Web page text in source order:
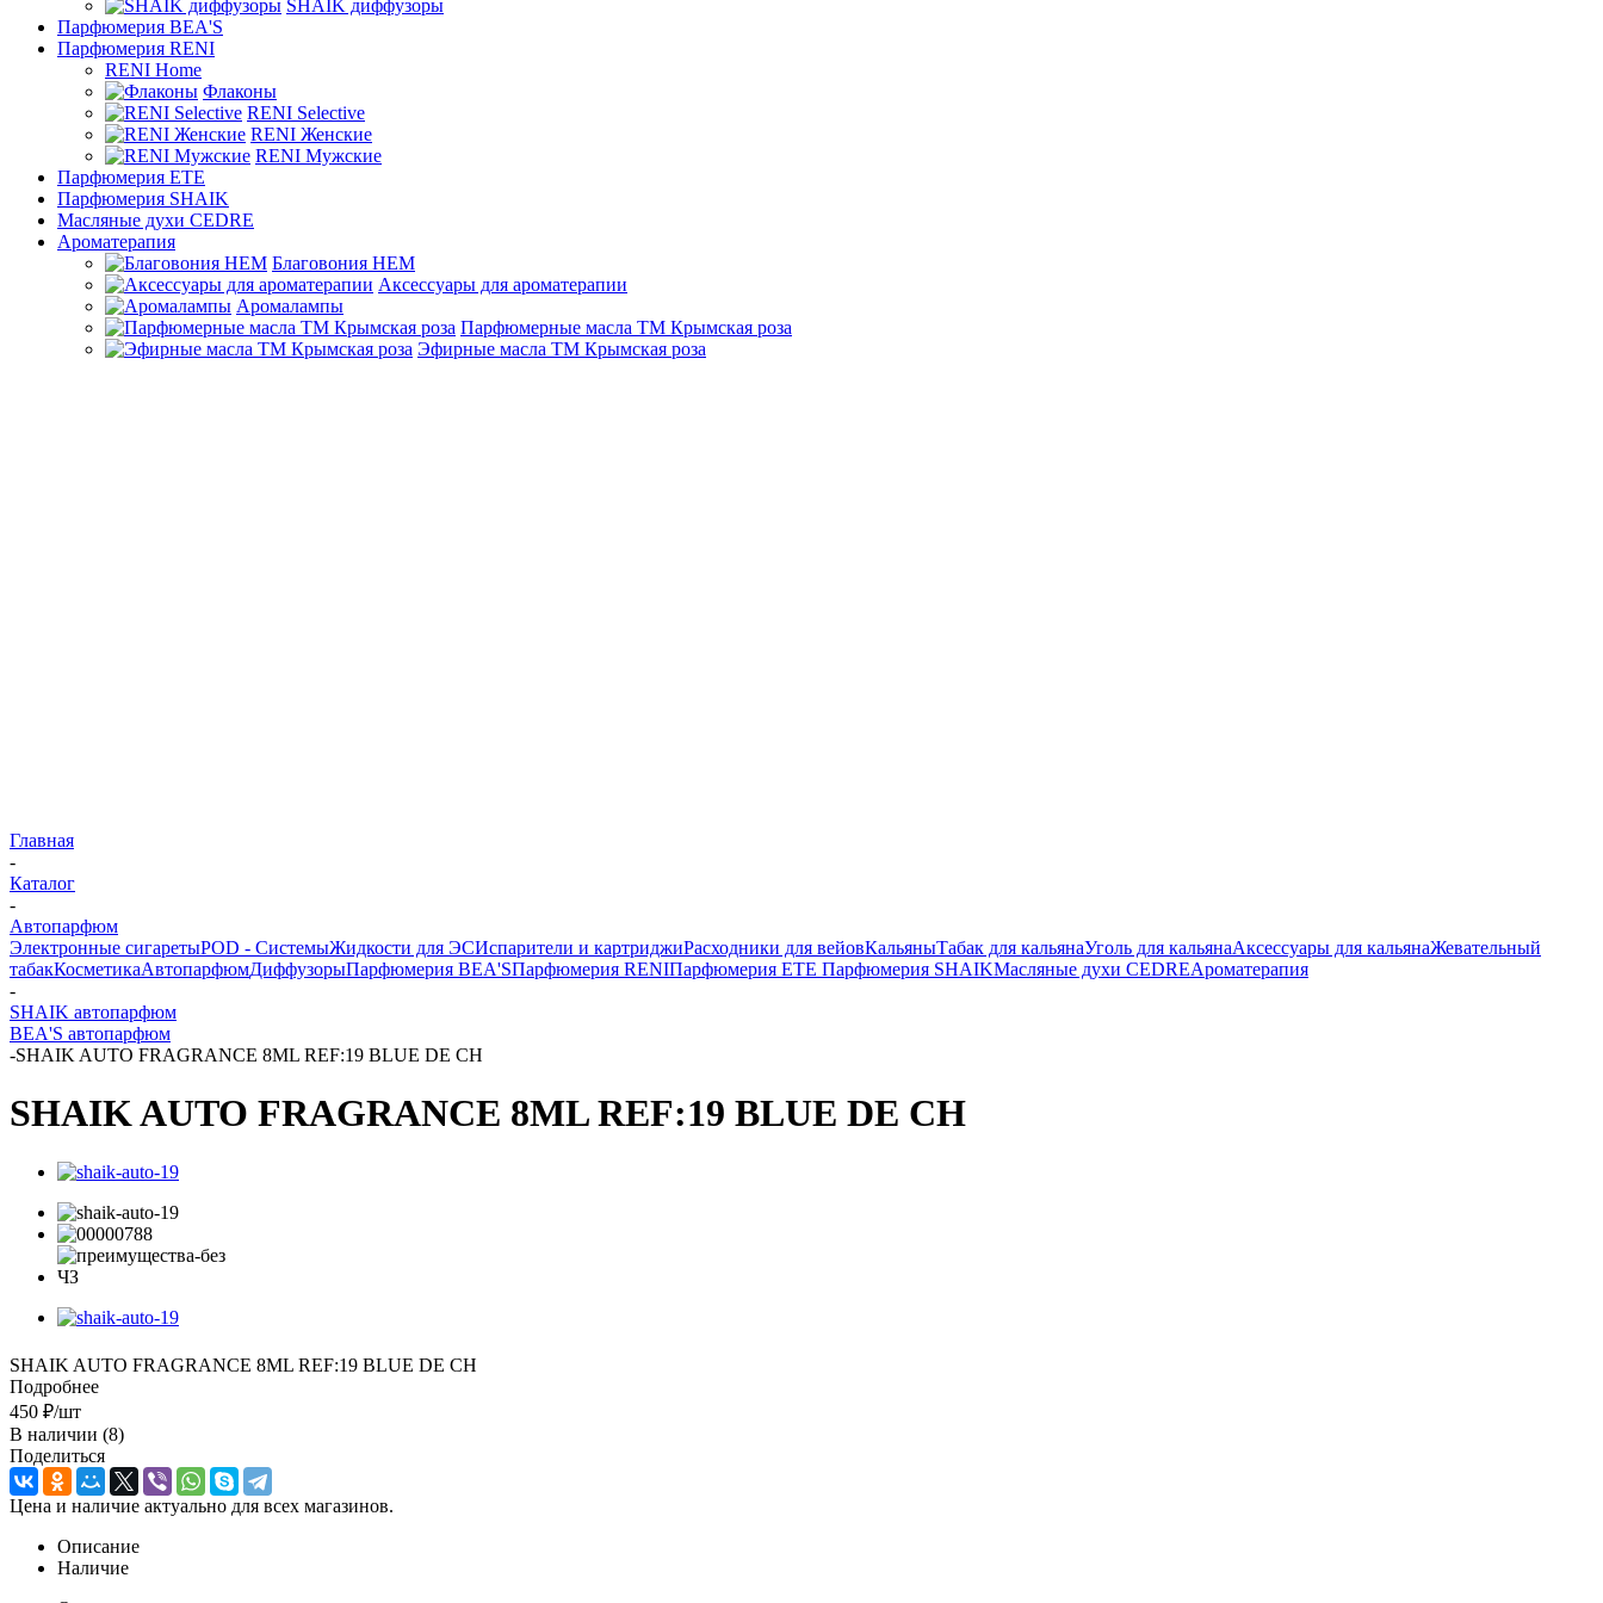
SHAIK диффузоры
Парфюмерия BEA'S
Парфюмерия RENI
RENI Home
Флаконы
RENI Selective
RENI Женские
RENI Мужские
Парфюмерия ETE
Парфюмерия SHAIK
Масляные духи CEDRE
Ароматерапия
Благовония HEM
Аксессуары для ароматерапии
Аромалампы
Парфюмерные масла ТМ Крымская роза
Эфирные масла ТМ Крымская роза
Главная
-
Каталог
-
Автопарфюм
Электронные сигаретыPOD - СистемыЖидкости для ЭСИспарители и картриджиРасходники для вейовКальяныТабак для кальянаУголь для кальянаАксессуары для кальянаЖевательный
табакКосметикаАвтопарфюмДиффузорыПарфюмерия BEA'SПарфюмерия RENIПарфюмерия ETE Парфюмерия SHAIKМасляные духи CEDREАроматерапия
-
SHAIK автопарфюм
BEA'S автопарфюм
-SHAIK AUTO FRAGRANCE 8ML REF:19 BLUE DE CH
SHAIK AUTO FRAGRANCE 8ML REF:19 BLUE DE CH
SHAIK AUTO FRAGRANCE 8ML REF:19 BLUE DE CH
Подробнее
450 ₽/шт
В наличии (8)
Поделиться
Цена и наличие актуально для всех магазинов.
Описание
Наличие